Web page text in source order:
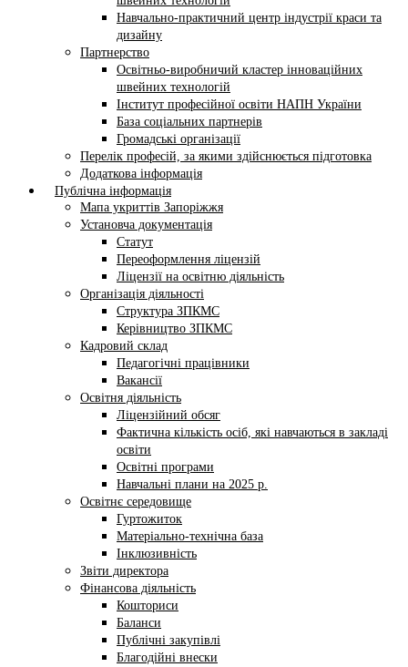
Навчально-практичний центр індустрії краси та
дизайну
Партнерство
Освітньо-виробничий кластер інноваційних
швейних технологій
Інститут професійної освіти НАПН України
База соціальних партнерів
Громадські організації
Перелік професій, за якими здійснюється підготовка
Додаткова інформація
Публічна інформація
Мапа укриттів Запоріжжя
Установча документація
Статут
Переоформлення ліцензій
Ліцензії на освітню діяльність
Організація діяльності
Структура ЗПКМС
Керівництво ЗПКМС
Кадровий склад
Педагогічні працівники
Вакансії
Освітня діяльність
Ліцензійний обсяг
Фактична кількість осіб, які навчаються в закладі
освіти
Освітні програми
Навчальні плани на 2025 р.
Освітнє середовище
Гуртожиток
Матеріально-технічна база
Інклюзивність
Звіти директора
Фінансова діяльність
Кошториси
Баланси
Публічні закупівлі
Благодійні внески